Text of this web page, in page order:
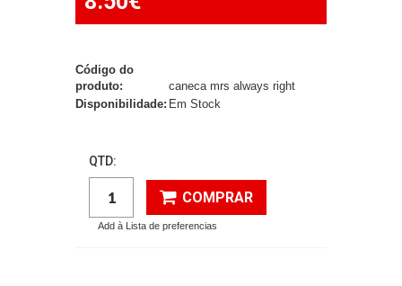
Código do
produto:
caneca mrs always right
Disponibilidade:Em Stock
QTD:
COMPRAR
Add à Lista de preferencias